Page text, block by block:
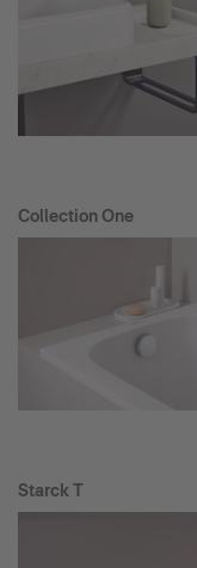
Collection One
Starck T